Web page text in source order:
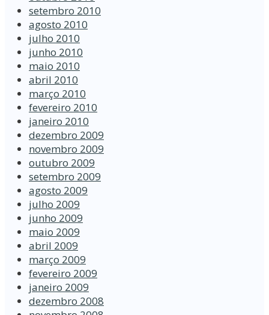
setembro 2010
agosto 2010
julho 2010
junho 2010
maio 2010
abril 2010
março 2010
fevereiro 2010
janeiro 2010
dezembro 2009
novembro 2009
outubro 2009
setembro 2009
agosto 2009
julho 2009
junho 2009
maio 2009
abril 2009
março 2009
fevereiro 2009
janeiro 2009
dezembro 2008